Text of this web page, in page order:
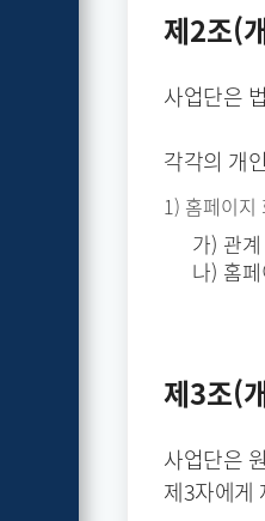
제2조(
사업단은
각각의 개
1) 홈페이지
가) 관
나) 홈
제3조(
사업단은
제3자에게